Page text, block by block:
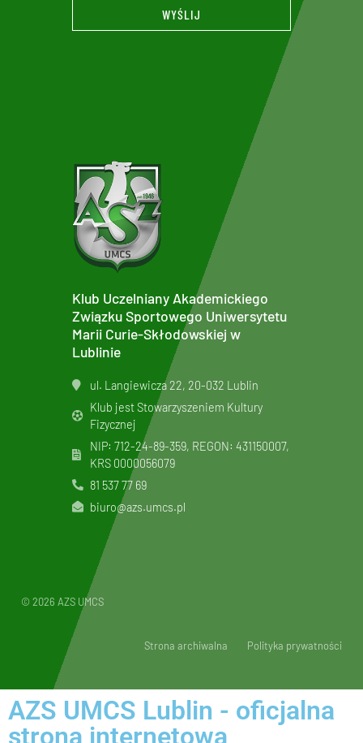
WYŚLIJ
Klub Uczelniany Akademickiego
Związku Sportowego Uniwersytetu
Marii Curie-Skłodowskiej w
Lublinie
ul. Langiewicza 22, 20-032 Lublin
Klub jest Stowarzyszeniem Kultury
Fizycznej
NIP: 712-24-89-359, REGON: 431150007,
KRS 0000056079
81 537 77 69
biuro@azs.umcs.pl
© 2026 AZS UMCS
Strona archiwalna Polityka prywatności
AZS UMCS Lublin - oficjalna
strona internetowa